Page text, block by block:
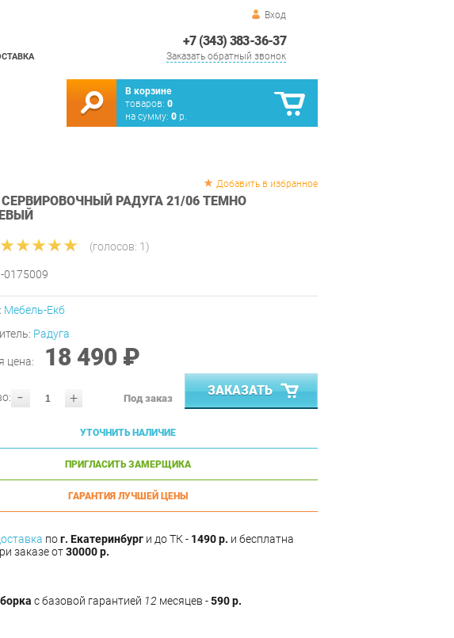
Вход
+7 (343) 383-36-37
Заказать обратный звонок
В корзине
товаров: 0
на сумму: 0 р.
Добавить в избранное
РАДУГА 21/06 ТЕМНО
(голосов: 1)
0175009
Мебель-Екб
Радуга
цена: 18 490 ₽
- + Под заказ
ЗАКАЗАТЬ
УТОЧНИТЬ НАЛИЧИЕ
ПРИГЛАСИТЬ ЗАМЕРЩИКА
ГАРАНТИЯ ЛУЧШЕЙ ЦЕНЫ
пог. Екатеринбург и до ТК - 1490 р. и бесплатна
заказе от30000 р.
с базовой гарантией 12 месяцев -590 р.